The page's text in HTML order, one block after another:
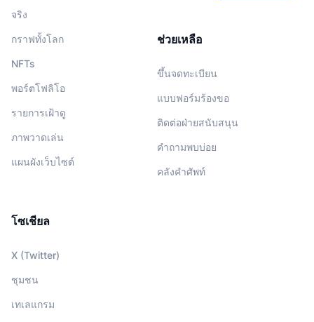
จริง
กราฟทั้งโลก
NFTs
พอร์ตโฟลิโอ
รายการเฝ้าดู
ภาพวาดเล่น
แผนผังเว็บไซต์
ช่วยเหลือ
ขึ้นจดทะเบียน
แบบฟอร์มร้องขอ
ติดต่อฝ่ายสนับสนุน
คำถามพบบ่อย
คลังคำศัพท์
โซเชียล
X (Twitter)
ชุมชน
เทเลแกรม